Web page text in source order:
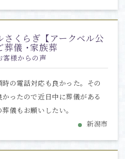
さくらぎ【アークベル公
葬儀 ･家族葬
客様からの声
の電話対応も良かった。その
ったので近日中に葬儀がある
儀もお願いしたい。
新潟市